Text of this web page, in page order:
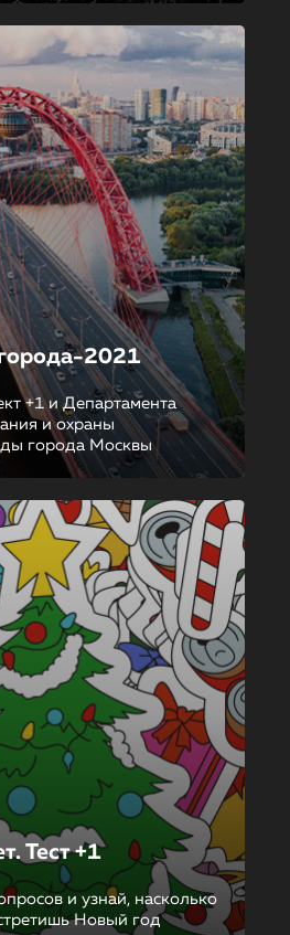
2021
+1 и Департамента
и охраны
города Москвы
Тест +1
и узнай, насколько
Новый год